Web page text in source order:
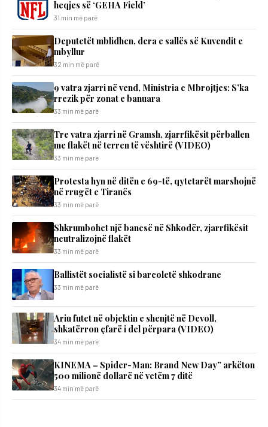
heqjes së ‘GEHA Field’
31 min më parë
Deputetët mblidhen, dera e sallës së Kuvendit e
mbyllur
32 min më parë
9 vatra zjarri në vend, Ministria e Mbrojtjes: S’ka
rrezik për zonat e banuara
33 min më parë
Tre vatra zjarri në Gramsh, zjarrfikësit përballen
me flakët në terren të vështirë (VIDEO)
33 min më parë
Protesta hyn në ditën e 69-të, qytetarët marshojnë
në rrugët e Tiranës
33 min më parë
Shkrumbohet një banesë në Shkodër, zjarrfikësit
neutralizojnë flakët
33 min më parë
Ballistët socialistë si barcoletë shkodrane
33 min më parë
Ariu futet në objektin e shenjtë në Devoll,
shkatërron çfarë i del përpara (VIDEO)
34 min më parë
KINEMA – Spider-Man: Brand New Day” arkëton
500 milionë dollarë në vetëm 7 ditë
34 min më parë